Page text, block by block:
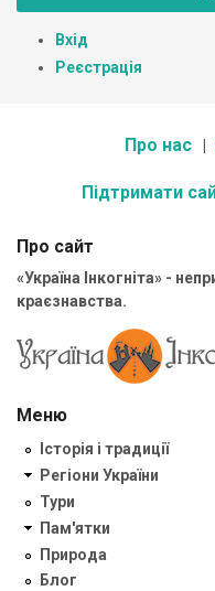
Вхід
Реєстрація
Про нас
Підтримати
Про сайт
«Україна Інкогніта» -
краєзнавства.
Меню
Історія і традиції
Регіони України
Тури
Пам'ятки
Природа
Блог